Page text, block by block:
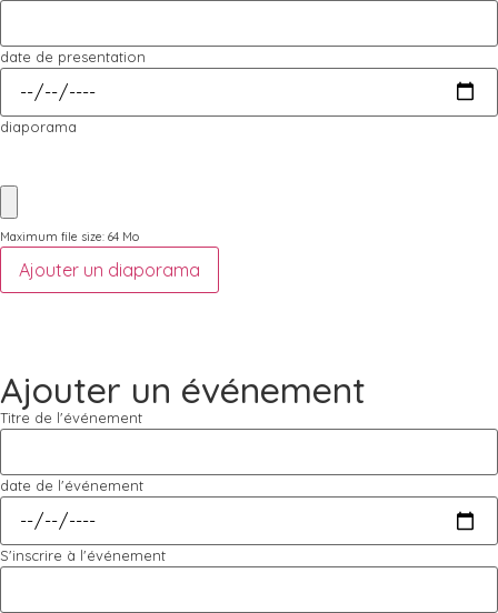
date de presentation
diaporama
Maximum file size: 64 Mo
Ajouter un diaporama
Ajouter un événement
Titre de l'événement
date de l'événement
S'inscrire à l'événement